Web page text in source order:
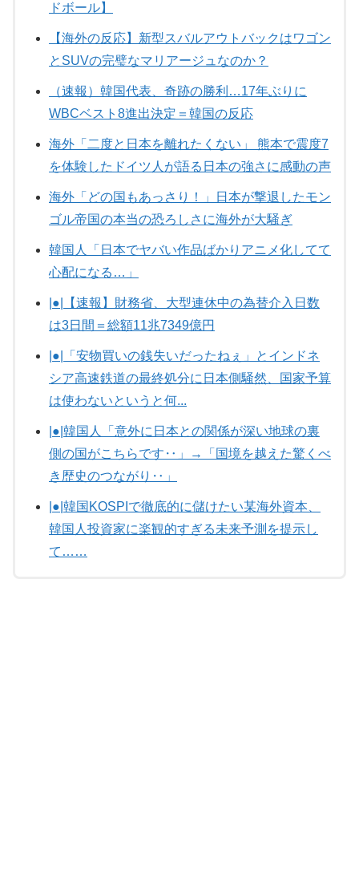
ドボール】
【海外の反応】新型スバルアウトバックはワゴン
とSUVの完璧なマリアージュなのか？
（速報）韓国代表、奇跡の勝利…17年ぶりに
WBCベスト8進出決定＝韓国の反応
海外「二度と日本を離れたくない」 熊本で震度7
を体験したドイツ人が語る日本の強さに感動の声
海外「どの国もあっさり！」日本が撃退したモン
ゴル帝国の本当の恐ろしさに海外が大騒ぎ
韓国人「日本でヤバい作品ばかりアニメ化してて
心配になる…」
|●|【速報】財務省、大型連休中の為替介入日数
は3日間＝総額11兆7349億円
|●|「安物買いの銭失いだったねぇ」とインドネ
シア高速鉄道の最終処分に日本側騒然、国家予算
は使わないというと何...
|●|韓国人「意外に日本との関係が深い地球の裏
側の国がこちらです‥」→「国境を越えた驚くべ
き歴史のつながり‥」
|●|韓国KOSPIで徹底的に儲けたい某海外資本、
韓国人投資家に楽観的すぎる未来予測を提示し
て……